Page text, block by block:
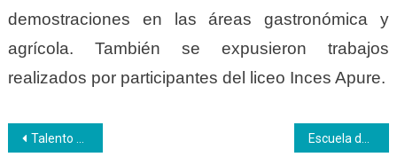
demostraciones en las áreas gastronómica y
agrícola. También se expusieron trabajos
realizados por participantes del liceo Inces Apure.
Navegación
Talento Humano facilita instrumentos para la solución de conflictos